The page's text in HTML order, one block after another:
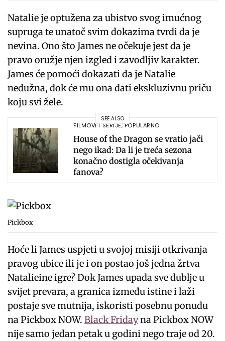
Natalie je optužena za ubistvo svog imućnog
supruga te unatoč svim dokazima tvrdi da je
nevina. Ono što James ne očekuje jest da je
pravo oružje njen izgled i zavodljiv karakter.
James će pomoći dokazati da je Natalie
nedužna, dok će mu ona dati ekskluzivnu priču
koju svi žele.
SEE ALSO
FILMOVI I SERIJE, POPULARNO
House of the Dragon se vratio jači
nego ikad: Da li je treća sezona
konačno dostigla očekivanja
fanova?
Pickbox
Hoće li James uspjeti u svojoj misiji otkrivanja
pravog ubice ili je i on postao još jedna žrtva
Natalieine igre? Dok James upada sve dublje u
svijet prevara, a granica između istine i laži
postaje sve mutnija, iskoristi posebnu ponudu
na Pickbox NOW.Black Fridayna Pickbox NOW
nije samo jedan petak u godini nego traje od 20.